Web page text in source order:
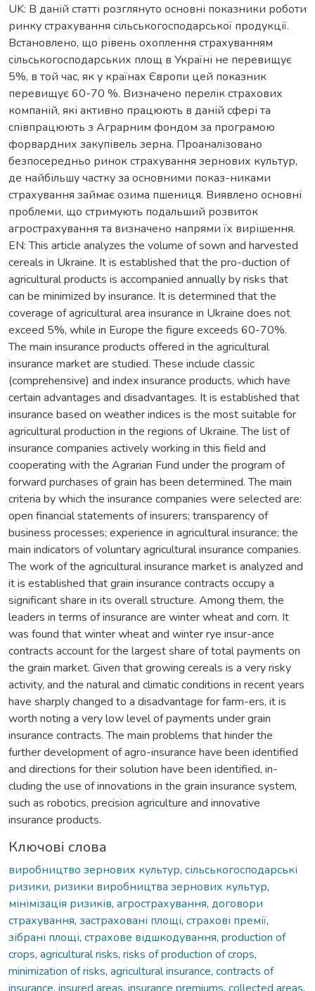
UK: В даній статті розглянуто основні показники роботи
ринку страхування сільськогосподарської продукції.
Встановлено, що рівень охоплення страхуванням
сільськогосподарських площ в Україні не перевищує
5%, в той час, як у країнах Європи цей показник
перевищує 60-70 %. Визначено перелік страхових
компаній, які активно працюють в даній сфері та
співпрацюють з Аграрним фондом за програмою
форвардних закупівель зерна. Проаналізовано
безпосередньо ринок страхування зернових культур,
де найбільшу частку за основними показ-никами
страхування займає озима пшениця. Виявлено основні
проблеми, що стримують подальший розвиток
агрострахування та визначено напрями їх вирішення.
EN: This article analyzes the volume of sown and harvested
cereals in Ukraine. It is established that the pro-duction of
agricultural products is accompanied annually by risks that
can be minimized by insurance. It is determined that the
coverage of agricultural area insurance in Ukraine does not
exceed 5%, while in Europe the figure exceeds 60-70%.
The main insurance products offered in the agricultural
insurance market are studied. These include classic
(comprehensive) and index insurance products, which have
certain advantages and disadvantages. It is established that
insurance based on weather indices is the most suitable for
agricultural production in the regions of Ukraine. The list of
insurance companies actively working in this field and
cooperating with the Agrarian Fund under the program of
forward purchases of grain has been determined. The main
criteria by which the insurance companies were selected are:
open financial statements of insurers; transparency of
business processes; experience in agricultural insurance; the
main indicators of voluntary agricultural insurance companies.
The work of the agricultural insurance market is analyzed and
it is established that grain insurance contracts occupy a
significant share in its overall structure. Among them, the
leaders in terms of insurance are winter wheat and corn. It
was found that winter wheat and winter rye insur-ance
contracts account for the largest share of total payments on
the grain market. Given that growing cereals is a very risky
activity, and the natural and climatic conditions in recent years
have sharply changed to a disadvantage for farm-ers, it is
worth noting a very low level of payments under grain
insurance contracts. The main problems that hinder the
further development of agro-insurance have been identified
and directions for their solution have been identified, in-
cluding the use of innovations in the grain insurance system,
such as robotics, precision agriculture and innovative
insurance products.
Ключові слова
виробництво зернових культур, сільськогосподарські
ризики, ризики виробництва зернових культур,
мінімізація ризиків, агрострахування, договори
страхування, застраховані площі, страхові премії,
зібрані площі, страхове відшкодування, production of
crops, agricultural risks, risks of production of crops,
minimization of risks, agricultural insurance, contracts of